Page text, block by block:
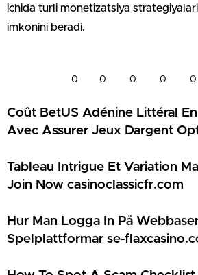
ichida turli monetizatsiya
imkonini beradi.
0 0 0 0 0
Coût BetUS Adénine Littéral
Avec Assurer Jeux Dargent
Tableau Intrigue Et Variation
Join Now casinoclassicfr.com
Hur Man Logga In På
Spelplattformar se-